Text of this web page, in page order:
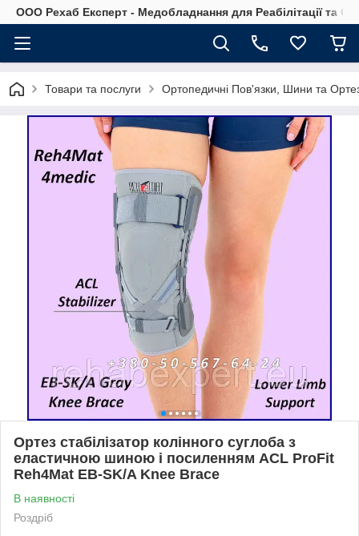
OOO Рехаб Експерт - Медобладнання для Реабілітації та
Товари та послуги Ортопедичні Пов'язки, Шини та
Ортез стабілізатор колінного суглоба з
еластичною шиною і посиленням ACL ProFit
Reh4Mat EB-SK/A Knee Brace
В наявності
Роздріб